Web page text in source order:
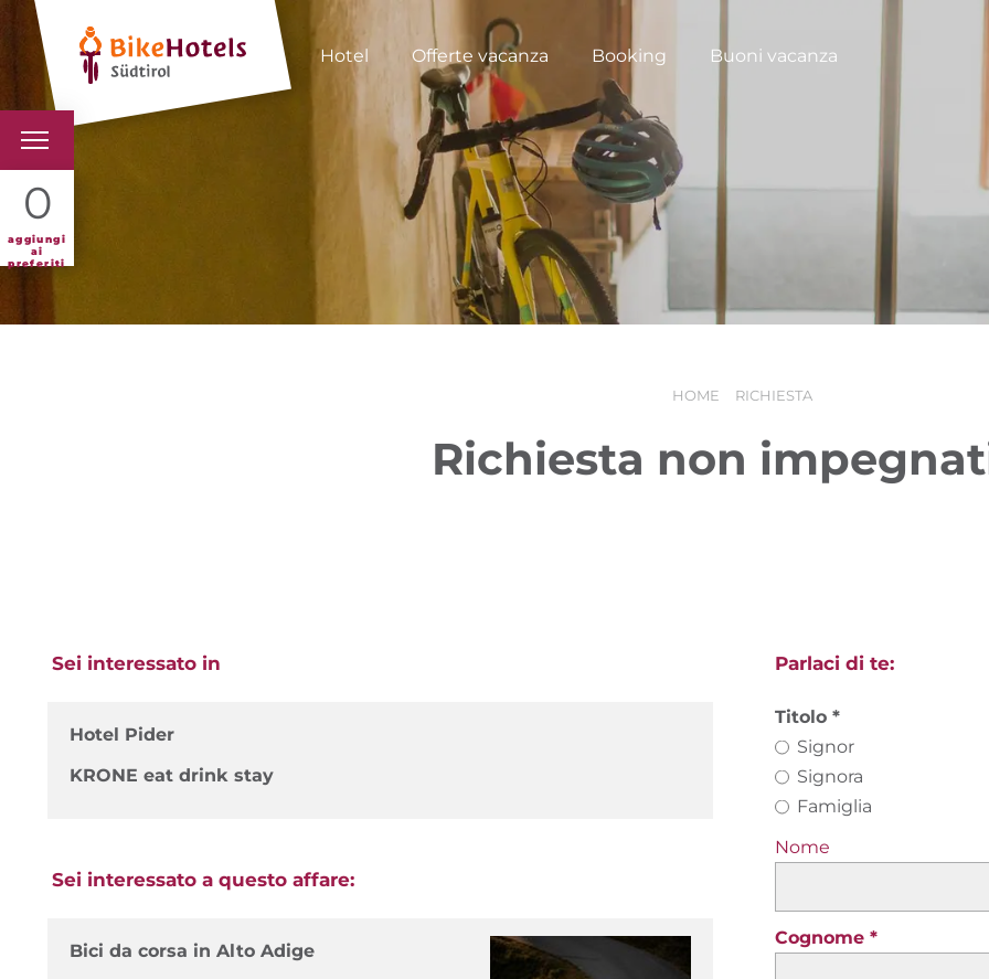
Hotel Offerte vacanza Booking Buoni vacanza
0
aggiungi
ai
preferiti
HOTELS & PACCHETTI
TOUR & TERRITORI
HOME RICHIESTA
Richiesta non
Sei interessato in
Hotel Pider
KRONE eat drink stay
Sei interessato a questo affare:
Bici da corsa in Alto Adige
Parlaci di te:
Titolo
Signor
Signora
Famiglia
Nome
Cognome